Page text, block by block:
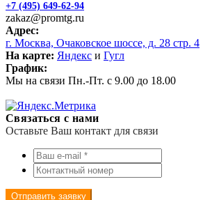
+7 (495) 649-62-94
zakaz@promtg.ru
Адрес:
г. Москва, Очаковское шоссе, д. 28 стр. 4
На карте: Яндекс и Гугл
График:
Мы на связи Пн.-Пт. с 9.00 до 18.00
Связаться с нами
Оставьте Ваш контакт для связи
Отправить заявку